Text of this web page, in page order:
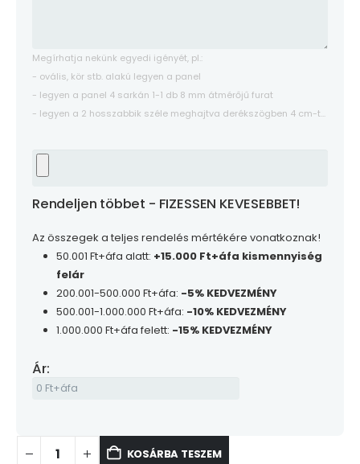
Megírhatja nekünk egyedi igényét, pl.:
- ovális, kör stb. alakú legyen a panel
- legyen a panel 4 sarkán 1-1 db 8 mm átmérőjű furat
- legyen a 2 hosszabbik széle meghajtva derékszögben 4 cm-t...
Rendeljen többet - FIZESSEN KEVESEBBET!
Az összegek a teljes rendelés mértékére vonatkoznak!
50.001 Ft+áfa alatt: +15.000 Ft+áfa kismennyiség
felár
200.001-500.000 Ft+áfa: -5% KEDVEZMÉNY
500.001-1.000.000 Ft+áfa: -10% KEDVEZMÉNY
1.000.000 Ft+áfa felett: -15% KEDVEZMÉNY
Ár:
KOSÁRBA TESZEM